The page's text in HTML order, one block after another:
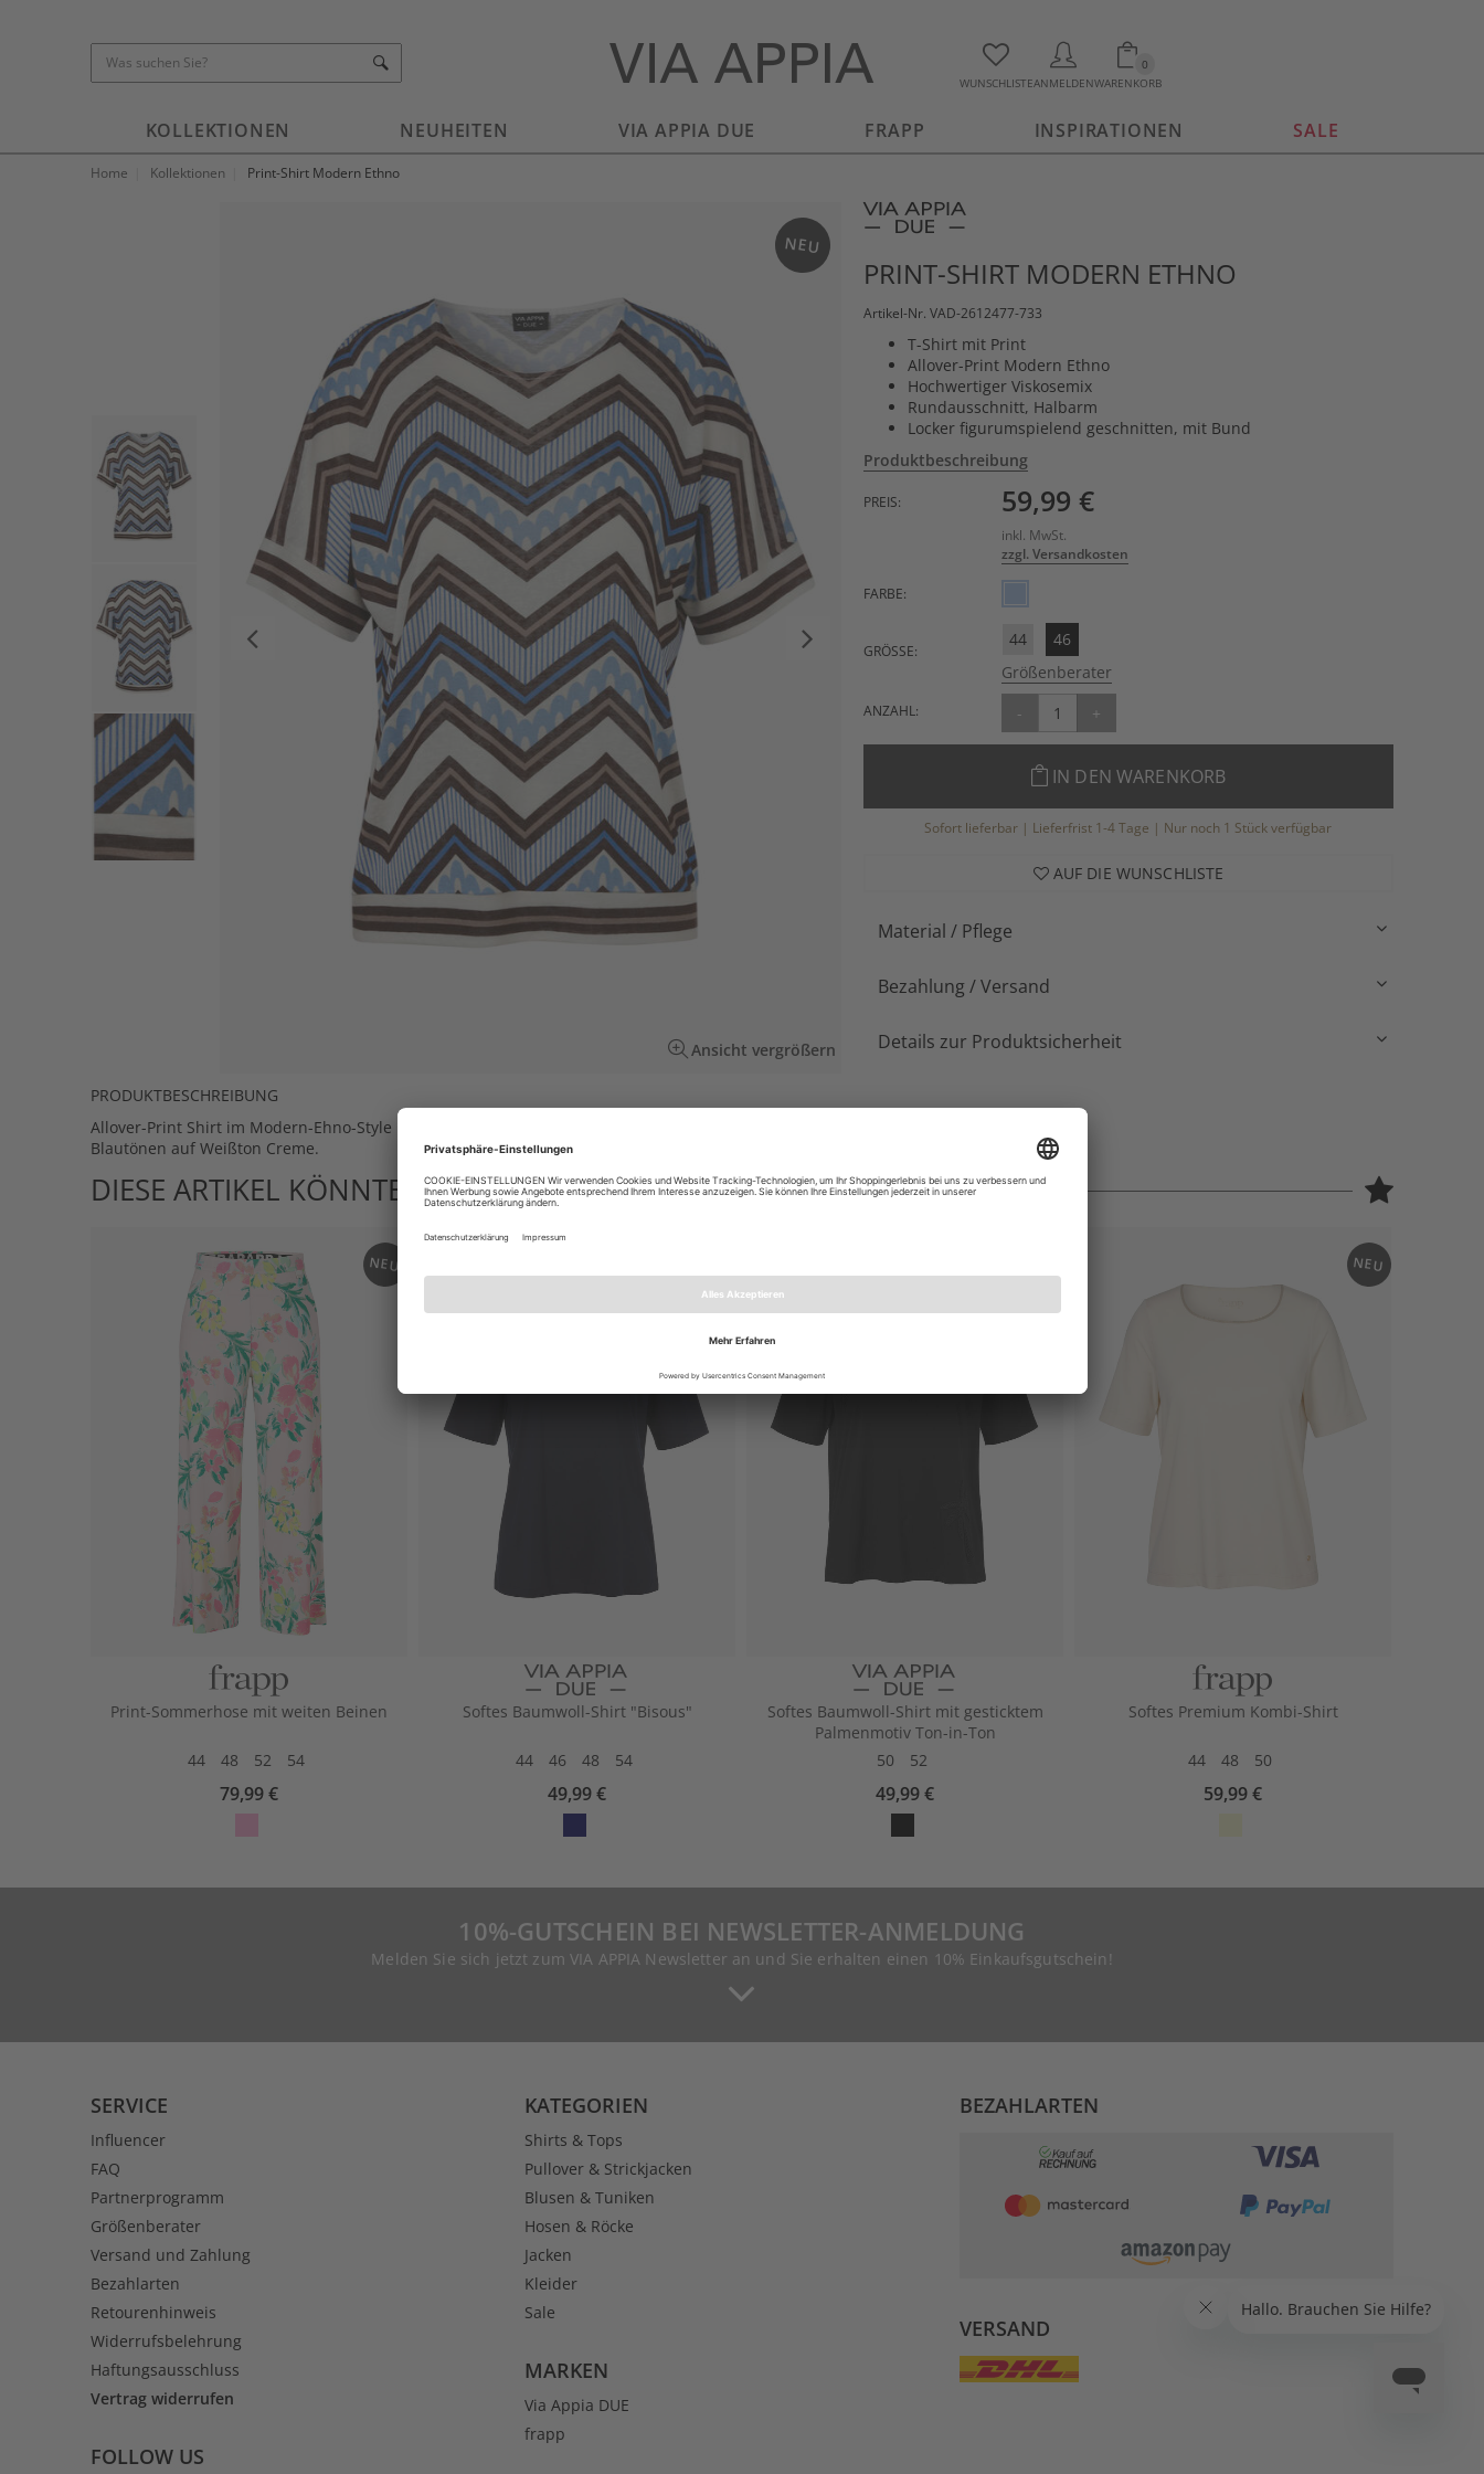
WUNSCHLISTEANMELDEN
0
WARENKORB
KOLLEKTIONEN NEUHEITEN VIA APPIA DUE FRAPP INSPIRATIONEN SALE
Home Kollektionen Print-Shirt Modern Ethno
NEU
Ansicht vergrößern
PRODUKTBESCHREIBUNG
Allover-Print Shirt im Modern-Ehno-Style in edler Farbharmonie mit warmen Braun- und hellen
Blautönen auf Weißton Creme.
PRINT-SHIRT MODERN ETHNO
Artikel-Nr. VAD-2612477-733
T-Shirt mit Print
Allover-Print Modern Ethno
Hochwertiger Viskosemix
Rundausschnitt, Halbarm
Locker figurumspielend geschnitten, mit Bund
Produktbeschreibung
PREIS: 59,99 €
inkl. MwSt.
zzgl. Versandkosten
FARBE:
GRÖSSE:
44
46
Größenberater
ANZAHL: - +
IN DEN WARENKORB
Sofort lieferbar | Lieferfrist 1-4 Tage | Nur noch 1 Stück verfügbar
AUF DIE WUNSCHLISTE
Material / Pflege
Bezahlung / Versand
Details zur Produktsicherheit
DIESE ARTIKEL KÖNNTEN IHNEN AUCH GEFALLEN
NEU
Print-Sommerhose mit weiten Beinen
44 48 52 54
79,99 €
Softes Baumwoll-Shirt "Bisous"
44 46 48 54
49,99 €
Softes Baumwoll-Shirt mit gesticktem
Palmenmotiv Ton-in-Ton
50
52
49,99 €
NEU
Softes Premium Kombi-Shirt
44 48 50
59,99 €
10%-GUTSCHEIN BEI NEWSLETTER-ANMELDUNG
Melden Sie sich jetzt zum VIA APPIA Newsletter an und Sie erhalten einen 10% Einkaufsgutschein!
SERVICE
Influencer
FAQ
Partnerprogramm
Größenberater
Versand und Zahlung
Bezahlarten
Retourenhinweis
Widerrufsbelehrung
Haftungsausschluss
Vertrag widerrufen
FOLLOW US
KATEGORIEN
Shirts & Tops
Pullover & Strickjacken
Blusen & Tuniken
Hosen & Röcke
Jacken
Kleider
Sale
MARKEN
Via Appia DUE
frapp
BEZAHLARTEN
VERSAND